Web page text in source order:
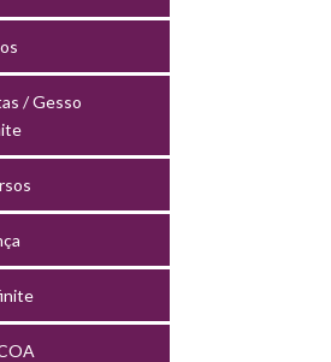
/ Gesso